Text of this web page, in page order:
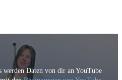
Daten von dir an YouTube